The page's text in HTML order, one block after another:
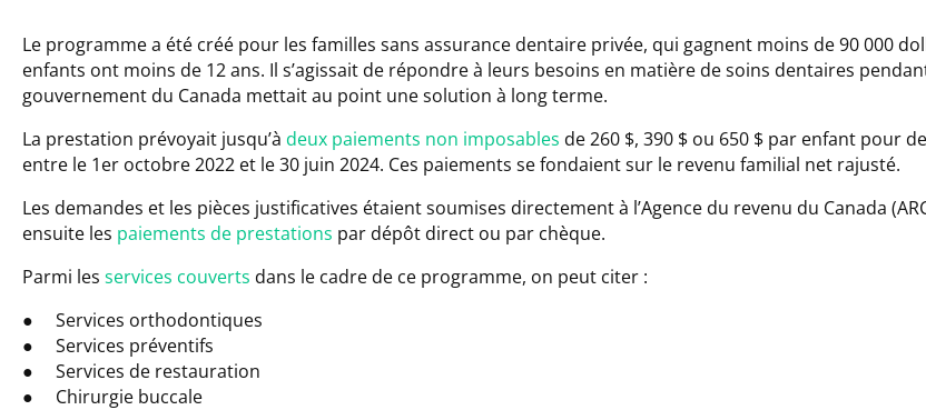
Le programme a été créé pour les familles sans assurance dentaire privée, qui gagnent moins de 90 000
enfants ont moins de 12 ans. Il s’agissait de répondre à leurs besoins en matière de soins dentaires
gouvernement du Canada mettait au point une solution à long terme.
La prestation prévoyait jusqu’à deux paiements non imposables de 260 $, 390 $ ou 650 $ par enfant pour
entre le 1er octobre 2022 et le 30 juin 2024. Ces paiements se fondaient sur le revenu familial net rajusté.
Les demandes et les pièces justificatives étaient soumises directement à l’Agence du revenu du Canada
ensuite les paiements de prestations par dépôt direct ou par chèque.
Parmi les services couverts dans le cadre de ce programme, on peut citer :
● Services orthodontiques
● Services préventifs
● Services de restauration
● Chirurgie buccale